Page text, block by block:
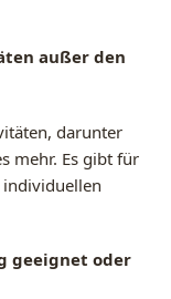
außer den
darunter
mehr. Es gibt für
geeignet oder